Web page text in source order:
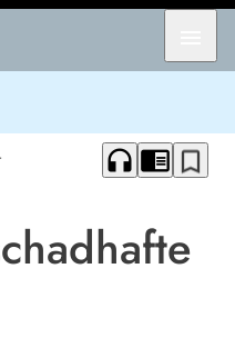
headphones chrome_reader_mode bookmark_border